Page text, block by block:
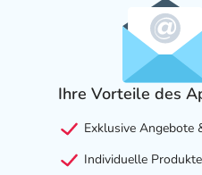
Ihre Vorteile des
Exklusive Angebote
Individuelle